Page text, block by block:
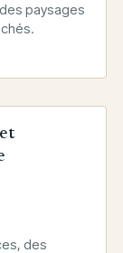
paysages
des